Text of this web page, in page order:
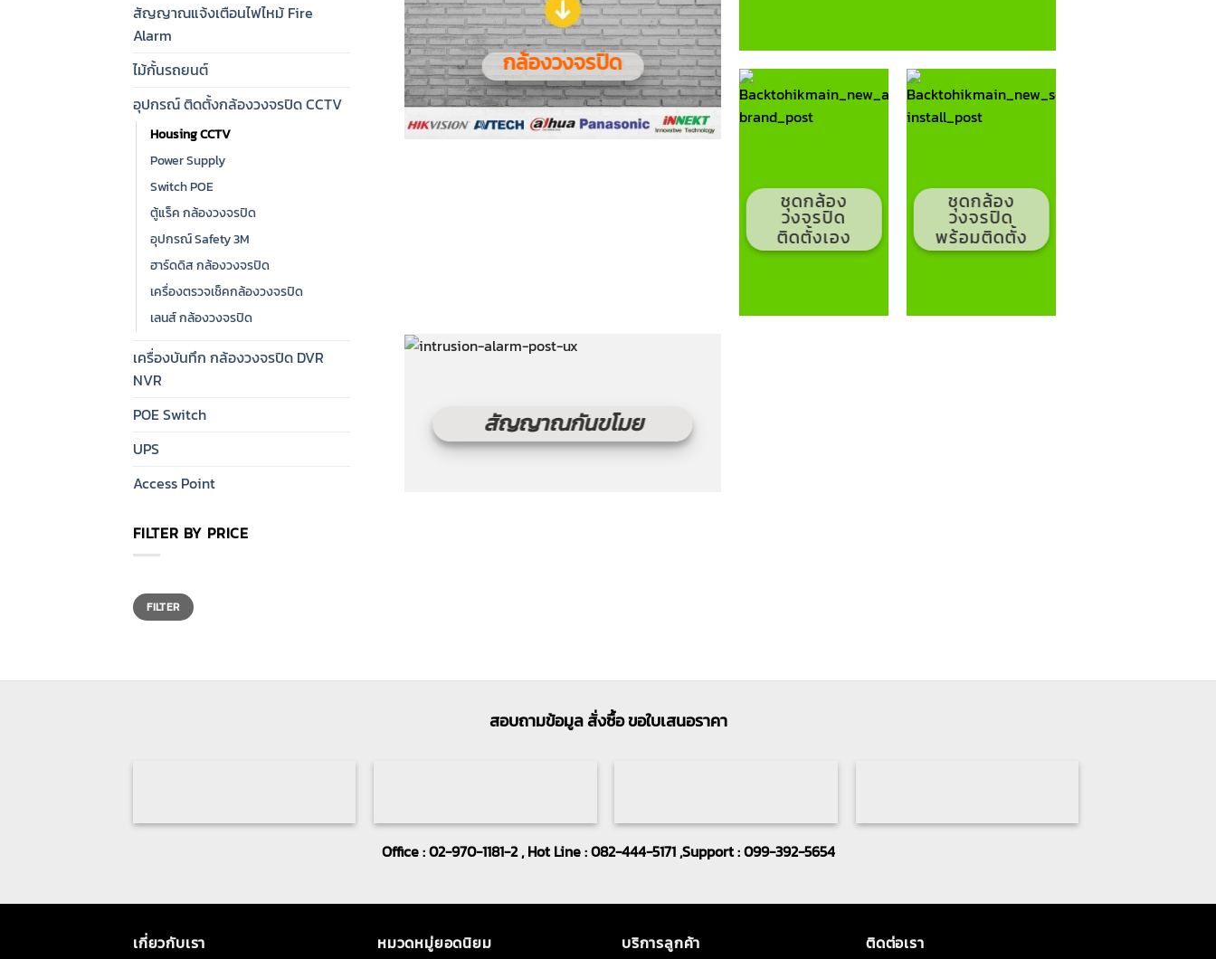
สัญญาณแจ้งเตือนไฟไหม้ Fire
Alarm
ไม้กั้นรถยนต์
อุปกรณ์ ติดตั้งกล้องวงจรปิด CCTV
Housing CCTV
Power Supply
Switch POE
ตู้แร็ค กล้องวงจรปิด
อุปกรณ์ Safety 3M
ฮาร์ดดิส กล้องวงจรปิด
เครื่องตรวจเช็คกล้องวงจรปิด
เลนส์ กล้องวงจรปิด
เครื่องบันทึก กล้องวงจรปิด DVR
NVR
POE Switch
UPS
Access Point
FILTER BY PRICE
FILTER
กล้องวงจรปิด
ชุดกล้อง
วงจรปิด
ติดตั้งเอง
ชุดกล้อง
วงจรปิด
พร้อมติดตั้ง
สัญญาณกันขโมย
สอบถามข้อมูล สั่งซื้อ ขอใบเสนอราคา
Office : 02-970-1181-2 , Hot Line : 082-444-5171 ,Support : 099-392-5654
เกี่ยวกับเรา หมวดหมู่ยอดนิยม บริการลูกค้า ติดต่อเรา